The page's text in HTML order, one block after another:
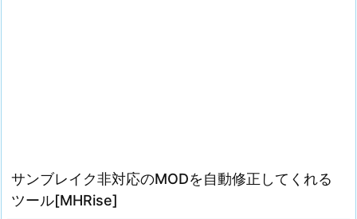
サンブレイク非対応のMODを自動修正してくれる
ツール[MHRise]